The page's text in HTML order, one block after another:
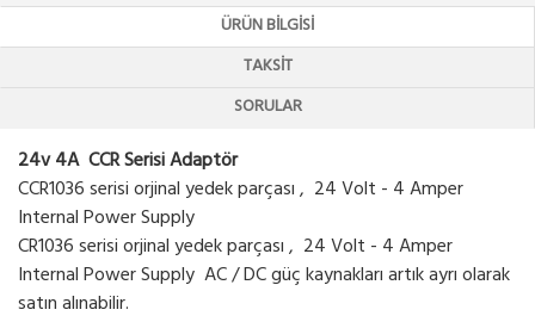
ÜRÜN BILGISI
TAKSIT
SORULAR
24v 4A CCR Serisi Adaptör
CCR1036 serisi orjinal yedek parçası , 24 Volt - 4 Amper
Internal Power Supply
CR1036 serisi orjinal yedek parçası , 24 Volt - 4 Amper
Internal Power Supply AC / DC güç kaynakları artık ayrı olarak
satın alınabilir.